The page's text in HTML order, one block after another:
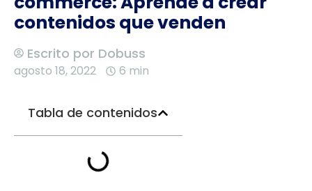
contenidos que venden
Escrito por Dobuss
agosto 18, 2022 6 min
Tabla de contenidos